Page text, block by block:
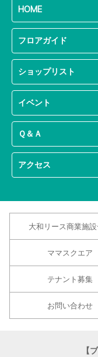
HOME
フロアガイド
ショップリスト
イベント
Ｑ＆Ａ
アクセス
大和リース商業施
ママスクエア
テナント募集
お問い合わせ
【